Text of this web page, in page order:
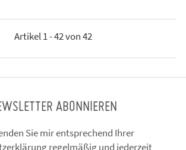
Artikel 1 - 42 von 42
ABONNIEREN
Sie mir entsprechend Ihrer
regelmäßig und jederzeit